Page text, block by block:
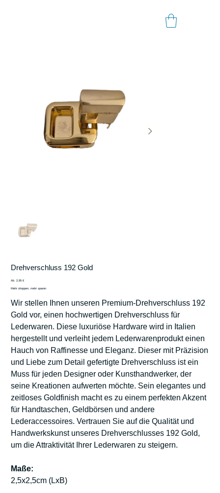
Drehverschluss 192 Gold
Ab Preis
2,95 €
Mehr shoppen, mehr sparen
Wir stellen Ihnen unseren Premium-Drehverschluss 192
Gold vor, einen hochwertigen Drehverschluss für
Lederwaren. Diese luxuriöse Hardware wird in Italien
hergestellt und verleiht jedem Lederwarenprodukt einen
Hauch von Raffinesse und Eleganz. Dieser mit Präzision
und Liebe zum Detail gefertigte Drehverschluss ist ein
Muss für jeden Designer oder Kunsthandwerker, der
seine Kreationen aufwerten möchte. Sein elegantes und
zeitloses Goldfinish macht es zu einem perfekten Akzent
für Handtaschen, Geldbörsen und andere
Lederaccessoires. Vertrauen Sie auf die Qualität und
Handwerkskunst unseres Drehverschlusses 192 Gold,
um die Attraktivität Ihrer Lederwaren zu steigern.
Maße:
2,5x2,5cm (LxB)